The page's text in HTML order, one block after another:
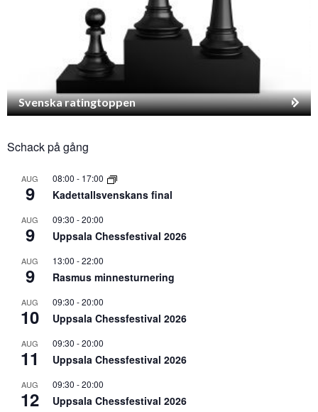
Svenska ratingtoppen
Schack på gång
AUG
9
08:00 - 17:00
Kadettallsvenskans final
AUG
9
09:30 -20:00
Uppsala Chessfestival 2026
AUG
9
13:00 -22:00
Rasmus minnesturnering
AUG
10
09:30 -20:00
Uppsala Chessfestival 2026
AUG
11
09:30 -20:00
Uppsala Chessfestival 2026
AUG
12
09:30 -20:00
Uppsala Chessfestival 2026